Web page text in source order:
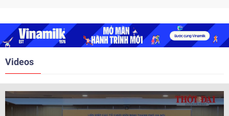
giao Bhichai Rattakul, được giao nhiệm vụ cải thiện quan hệ
của Thái Lan với các nước láng giềng, trong đó có Việt Nam.
Với một trái tim chân thành và thiện chí, ông Bhichai
Videos